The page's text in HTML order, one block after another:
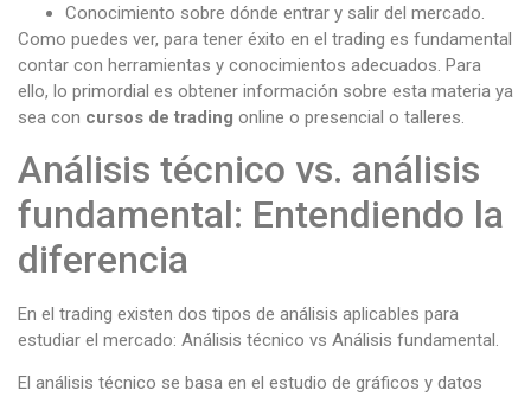
Conocimiento sobre dónde entrar y salir del mercado.
Como puedes ver, para tener éxito en el trading es fundamental
contar con herramientas y conocimientos adecuados. Para
ello, lo primordial es obtener información sobre esta materia ya
sea con cursos de trading online o presencial o talleres.
Análisis técnico vs. análisis
fundamental: Entendiendo la
diferencia
En el trading existen dos tipos de análisis aplicables para
estudiar el mercado: Análisis técnico vs Análisis fundamental.
El análisis técnico se basa en el estudio de gráficos y datos